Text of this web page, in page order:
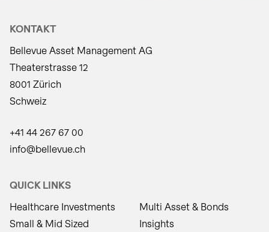
KONTAKT
Bellevue Asset Management AG
Theaterstrasse 12
8001 Zürich
Schweiz
+41 44 267 67 00
info@bellevue.ch
QUICK LINKS
Healthcare Investments
Small & Mid Sized
Multi Asset & Bonds
Insights